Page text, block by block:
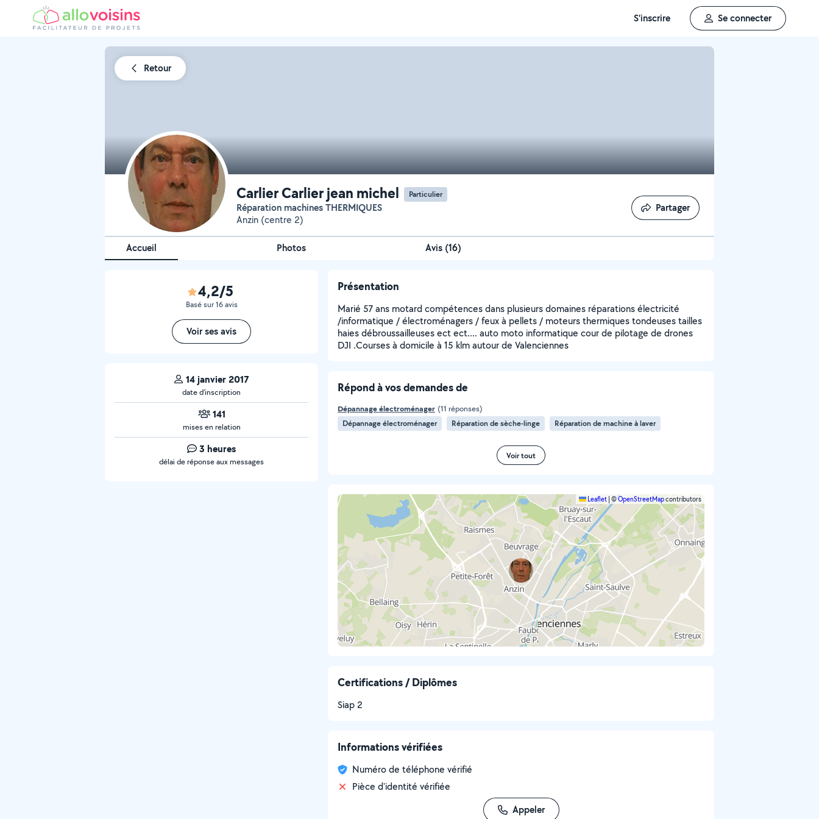
S'inscrire Se connecter
Retour
Carlier Carlier jean michel Particulier
Réparation machines THERMIQUES
Anzin (centre 2)
Partager
Partager
Accueil Photos Avis (16)
4,2/5
Basé sur 16 avis
Voir ses avis
14 janvier 2017
date d’inscription
141
mises en relation
3 heures
délai de réponse aux messages
Présentation
Marié 57 ans motard compétences dans plusieurs domaines réparations électricité
/informatique / électroménagers / feux à pellets / moteurs thermiques tondeuses tailles
haies débroussailleuses ect ect.... auto moto informatique cour de pilotage de drones
DJI .Courses à domicile à 15 klm autour de Valenciennes
Répond à vos demandes de
Dépannage électroménager (11 réponses)
Dépannage électroménager
Réparation de sèche-linge Réparation de machine à laver
Voir tout
Leaflet ©OpenStreetMapcontributors
Certifications / Diplômes
Siap 2
Informations vérifiées
Numéro de téléphone vérifié
Pièce d'identité vérifiée
Appeler